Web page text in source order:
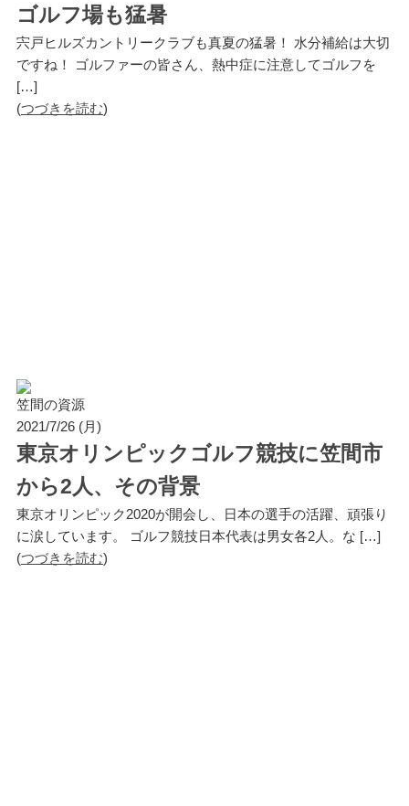
ゴルフ場も猛暑
宍戸ヒルズカントリークラブも真夏の猛暑！ 水分補給は大切
ですね！ ゴルファーの皆さん、熱中症に注意してゴルフを
[…]
(つづきを読む)
笠間の資源
2021/7/26 (月)
東京オリンピックゴルフ競技に笠間市
から2人、その背景
東京オリンピック2020が開会し、日本の選手の活躍、頑張り
に涙しています。 ゴルフ競技日本代表は男女各2人。な […]
(つづきを読む)